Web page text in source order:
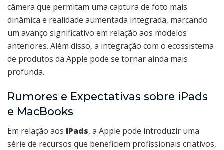
câmera que permitam uma captura de foto mais
dinâmica e realidade aumentada integrada, marcando
um avanço significativo em relação aos modelos
anteriores. Além disso, a integração com o ecossistema
de produtos da Apple pode se tornar ainda mais
profunda.
Rumores e Expectativas sobre iPads
e MacBooks
Em relação aos iPads, a Apple pode introduzir uma
série de recursos que beneficiem profissionais criativos,